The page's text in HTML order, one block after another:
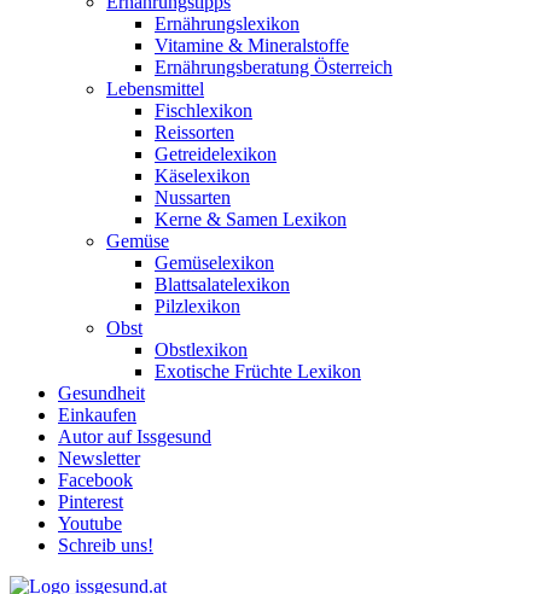
Ernährungslexikon
Vitamine & Mineralstoffe
Ernährungsberatung Österreich
Lebensmittel
Fischlexikon
Reissorten
Getreidelexikon
Käselexikon
Nussarten
Kerne & Samen Lexikon
Gemüse
Gemüselexikon
Blattsalatelexikon
Pilzlexikon
Obst
Obstlexikon
Exotische Früchte Lexikon
Gesundheit
Einkaufen
Autor auf Issgesund
Newsletter
Facebook
Pinterest
Youtube
Schreib uns!